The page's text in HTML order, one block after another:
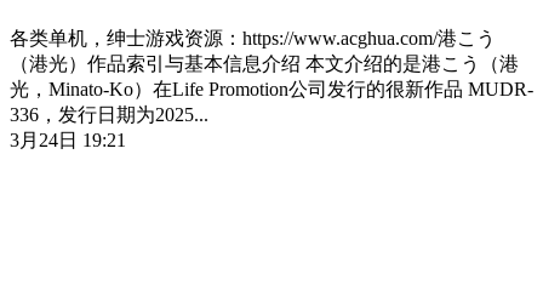
各类单机，绅士游戏资源：https://www.acghua.com/港こう
（港光）作品索引与基本信息介绍 本文介绍的是港こう（港
光，Minato-Ko）在Life Promotion公司发行的很新作品 MUDR-
336，发行日期为2025...
3月24日 19:21